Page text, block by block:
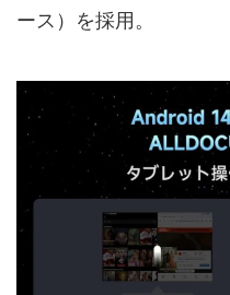
ース）を採用。